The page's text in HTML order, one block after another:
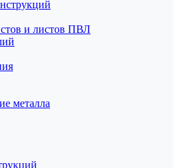
и листов ПВЛ
металла